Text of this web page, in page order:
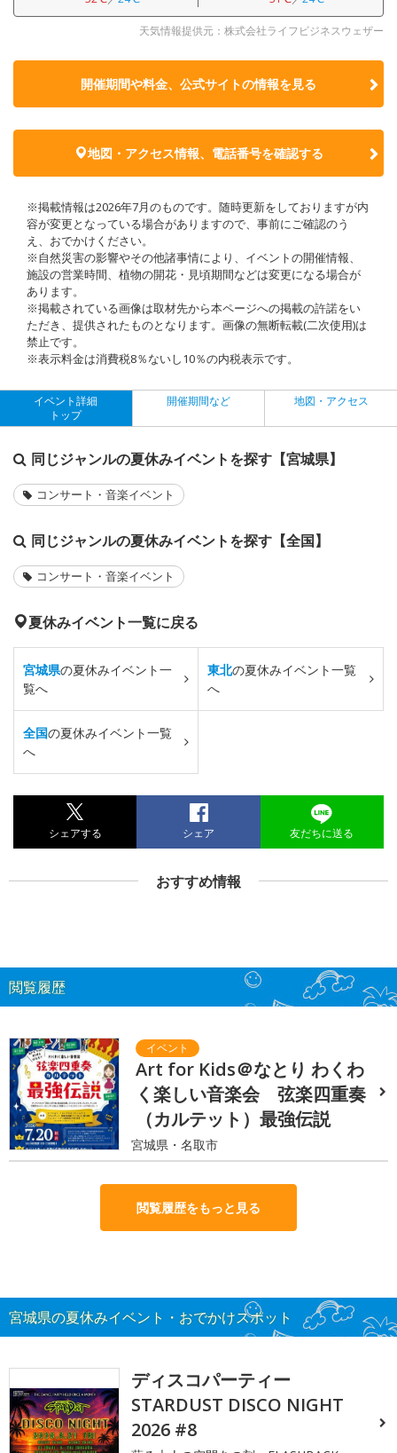
天気情報提供元：株式会社ライフビジネスウェザー
開催期間や料金、公式サイトの情報を見る
地図・アクセス情報、電話番号を確認する
※掲載情報は2026年7月のものです。随時更新をしておりますが内
容が変更となっている場合がありますので、事前にご確認のう
え、おでかけください。
※自然災害の影響やその他諸事情により、イベントの開催情報、
施設の営業時間、植物の開花・見頃期間などは変更になる場合が
あります。
※掲載されている画像は取材先から本ページへの掲載の許諾をい
ただき、提供されたものとなります。画像の無断転載(二次使用)は
禁止です。
※表示料金は消費税8％ないし10％の内税表示です。
イベント詳細
トップ
開催期間など 地図・アクセス
同じジャンルの夏休みイベントを探す【宮城県】
コンサート・音楽イベント
同じジャンルの夏休みイベントを探す【全国】
コンサート・音楽イベント
夏休みイベント一覧に戻る
宮城県の夏休みイベント一
覧へ
東北の夏休みイベント一覧
へ
全国の夏休みイベント一覧
へ
シェアする シェア 友だちに送る
おすすめ情報
閲覧履歴
Art for Kids＠なとり わくわ
く楽しい音楽会 弦楽四重奏
（カルテット）最強伝説
宮城県・名取市
閲覧履歴をもっと見る
宮城県の夏休みイベント・おでかけスポット
ディスコパーティー
STARDUST DISCO NIGHT
2026 #8